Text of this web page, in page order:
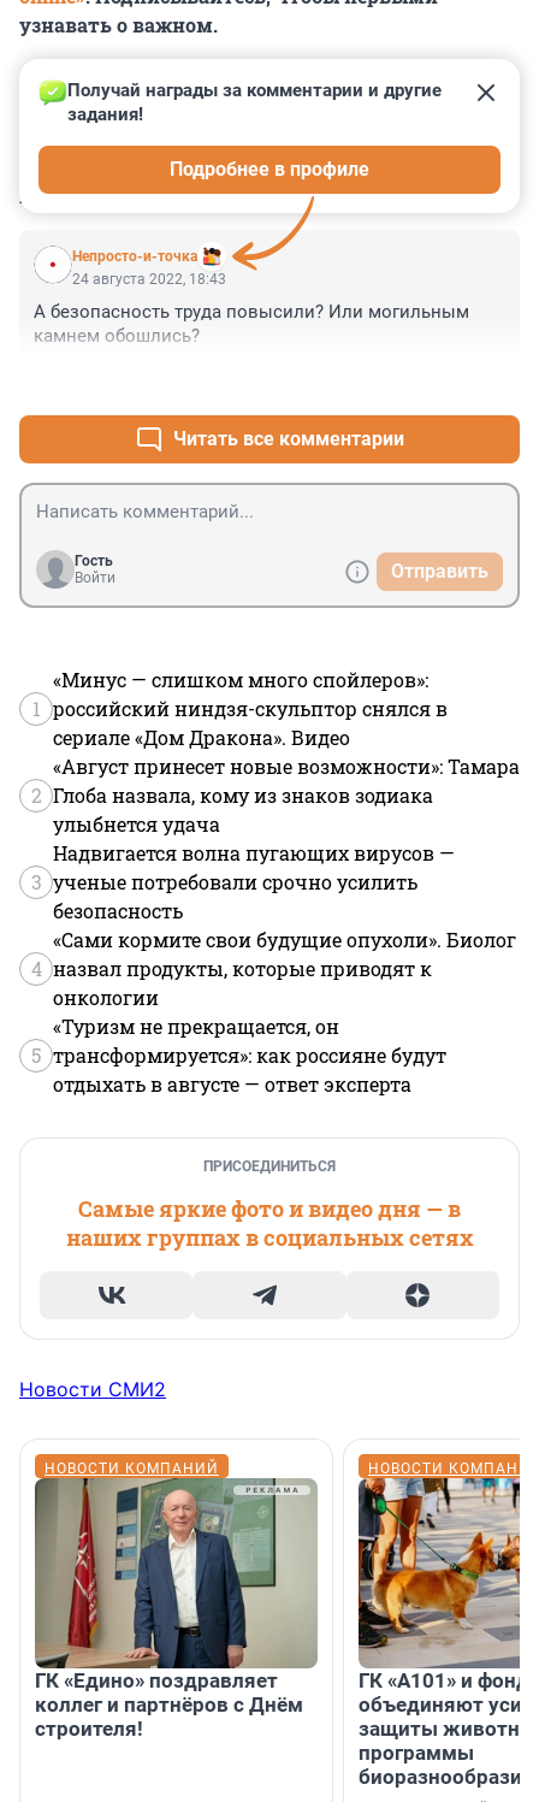
узнавать о важном.
КОММЕНТАРИИ 3
Непросто-и-точка
Получай награды за комментарии и другие
задания!
Подробнее в профиле
24 августа 2022, 18:43
А безопасность труда повысили? Или могильным
камнем обошлись?
Читать все комментарии
Гость
Войти
Отправить
1
«Минус — слишком много спойлеров»:
российский ниндзя-скульптор снялся в
сериале «Дом Дракона». Видео
2
«Август принесет новые возможности»: Тамара
Глоба назвала, кому из знаков зодиака
улыбнется удача
3
Надвигается волна пугающих вирусов —
ученые потребовали срочно усилить
безопасность
4
«Сами кормите свои будущие опухоли». Биолог
назвал продукты, которые приводят к
онкологии
5
«Туризм не прекращается, он
трансформируется»: как россияне будут
отдыхать в августе — ответ эксперта
ПРИСОЕДИНИТЬСЯ
Самые яркие фото и видео дня — в
наших группах в социальных сетях
Новости СМИ2
НОВОСТИ КОМПАНИЙ
ГК «Едино» поздравляет
коллег и партнёров с Днём
строителя!
НОВОСТИ
ГК «А101» и фонд
объединяют
защиты
программы
биоразнообразия